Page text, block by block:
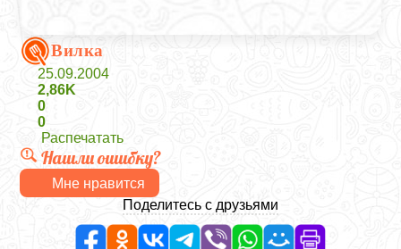
Вилка
25.09.2004
2,86K
0
0
Распечатать
Нашли ошибку?
Мне нравится
Поделитесь с друзьями